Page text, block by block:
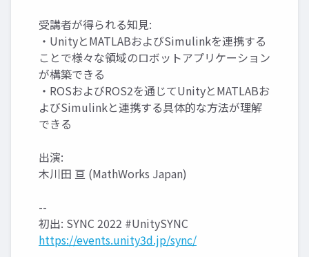
受講者が得られる知見:
・UnityとMATLABおよびSimulinkを連携する
ことで様々な領域のロボットアプリケーション
が構築できる
・ROSおよびROS2を通じてUnityとMATLABお
よびSimulinkと連携する具体的な方法が理解
できる
出演:
木川田 亘 (MathWorks Japan)
--
初出: SYNC 2022 #UnitySYNC
https://events.unity3d.jp/sync/